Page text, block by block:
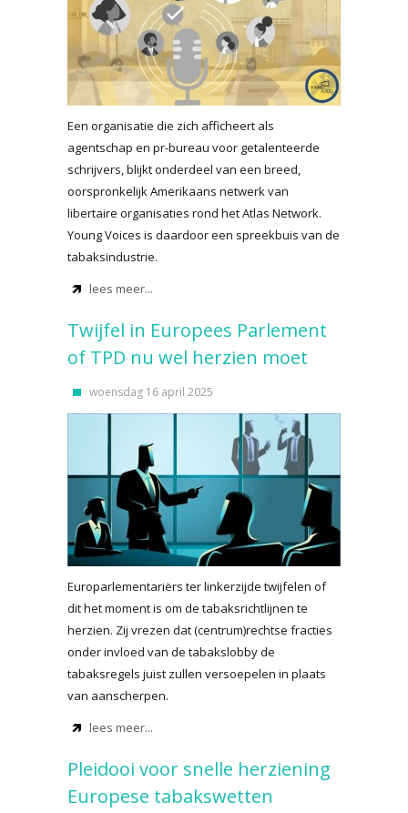
Een organisatie die zich afficheert als
agentschap en pr-bureau voor getalenteerde
schrijvers, blijkt onderdeel van een breed,
oorspronkelijk Amerikaans netwerk van
libertaire organisaties rond het Atlas Network.
Young Voices is daardoor een spreekbuis van de
tabaksindustrie.
lees meer...
Twijfel in Europees Parlement
of TPD nu wel herzien moet
woensdag 16 april 2025
Europarlementariërs ter linkerzijde twijfelen of
dit het moment is om de tabaksrichtlijnen te
herzien. Zij vrezen dat (centrum)rechtse fracties
onder invloed van de tabakslobby de
tabaksregels juist zullen versoepelen in plaats
van aanscherpen.
lees meer...
Pleidooi voor snelle herziening
Europese tabakswetten